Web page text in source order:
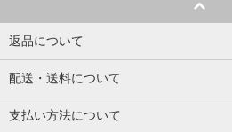
返品について
配送・送料について
支払い方法について